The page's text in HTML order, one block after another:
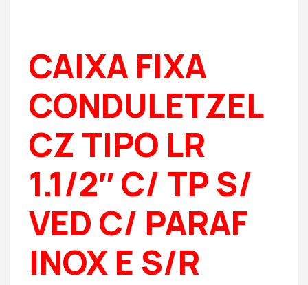
CAIXA FIXA
CONDULETZEL
CZ TIPO LR
1.1/2″ C/ TP S/
VED C/ PARAF
INOX E S/R